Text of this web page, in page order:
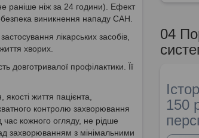
раніше ніж за 24 години). Ефект
виникнення нападу САН.
лікарських засобів,
хворих.
довготривалої профілактики. Її
життя пацієнта,
контролю захворювання
час кожного огляду, не рідше
захворюванням з мінімальними
04
150